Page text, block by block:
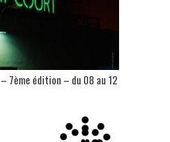
7ème édition – du 08 au 12